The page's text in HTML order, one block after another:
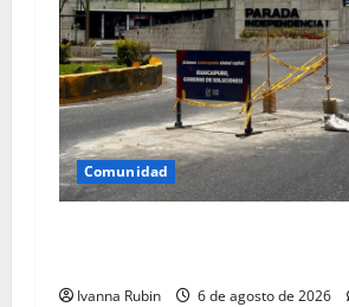
Comunidad
Ivanna Rubin 6 de agosto de 2026